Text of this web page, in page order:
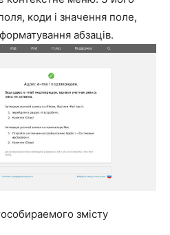
коди і значення поле,
абзаців.
змісту